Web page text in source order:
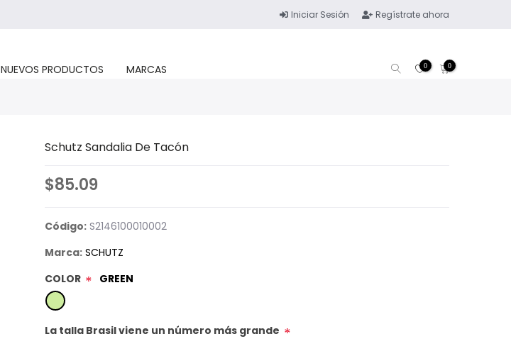
Iniciar Sesión Regístrate ahora
NUEVOS PRODUCTOS MARCAS 0 0
Schutz Sandalia De Tacón
$85.09
Código: S2146100010002
Marca: SCHUTZ
COLOR * GREEN
La talla Brasil viene un número más grande *